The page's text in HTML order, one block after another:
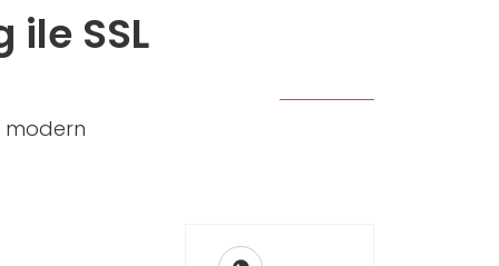
SSL
modern